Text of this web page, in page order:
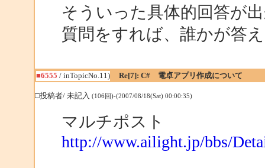
そういった具体的回答が
質問をすれば、誰かが答
■6555 / inTopicNo.11) Re[7]: C# 電卓アプリ作成について
□投稿者/ 未記入 (106回)-(2007/08/18(Sat) 00:00:35)
マルチポスト
http://www.ailight.jp/bbs/